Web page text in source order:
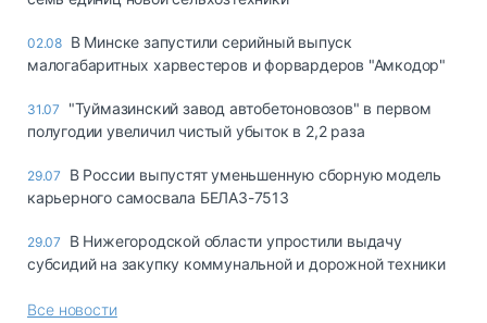
02.08 В Минске запустили серийный выпуск
малогабаритных харвестеров и форвардеров "Амкодор"
31.07
"Туймазинский завод автобетоновозов" в первом
полугодии увеличил чистый убыток в 2,2 раза
29.07
В России выпустят уменьшенную сборную модель
карьерного самосвала БЕЛАЗ-7513
29.07
В Нижегородской области упростили выдачу
субсидий на закупку коммунальной и дорожной техники
Все новости